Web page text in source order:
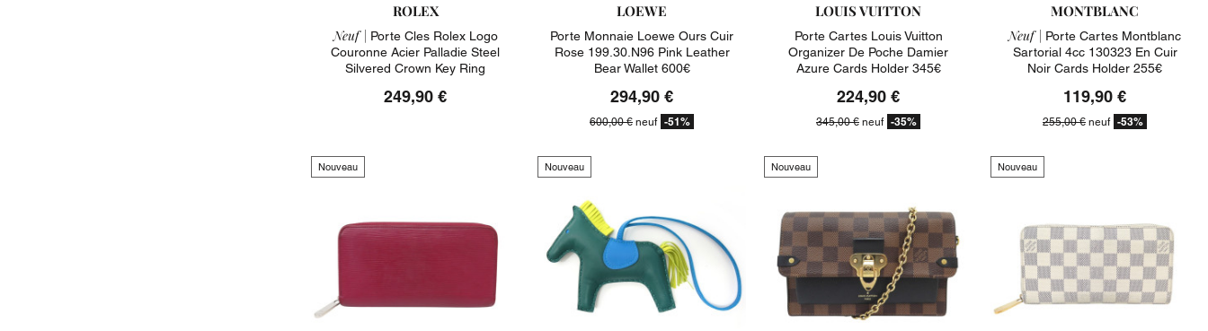
ROLEX
Neuf | Porte Cles Rolex Logo
Couronne Acier Palladie Steel
Silvered Crown Key Ring
249,90 €
LOEWE
Porte Monnaie Loewe Ours Cuir
Rose 199.30.n96 Pink Leather
Bear Wallet 600€
294,90 €
600,00 € neuf -51%
LOUIS VUITTON
Porte Cartes Louis Vuitton
Organizer De Poche Damier
Azure Cards Holder 345€
224,90 €
345,00 € neuf -35%
MONTBLANC
Neuf | Porte Cartes Montblanc
Sartorial 4cc 130323 En Cuir
Noir Cards Holder 255€
119,90 €
255,00 € neuf -53%
Nouveau Nouveau Nouveau Nouveau